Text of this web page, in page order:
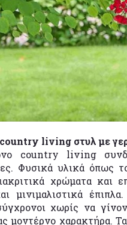
living στυλ με
country living
Φυσικά υλικά όπως
χρώματα και
μινιμαλιστικά
χωρίς να
μοντέρνο χαρακτήρα.